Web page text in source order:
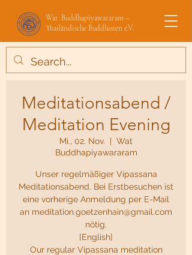
Wat Buddhapiyawararam –
Thailändische Buddhisten e.V.
Meditationsabend /
Meditation Evening
Mi., 02. Nov.
  |
Wat
Buddhapiyawararam
Unser regelmäßiger Vipassana
Meditationsabend. Bei Erstbesuchen ist
eine vorherige Anmeldung per E-Mail
an meditation.goetzenhain@gmail.com
nötig.
[English]
Our regular Vipassana meditation